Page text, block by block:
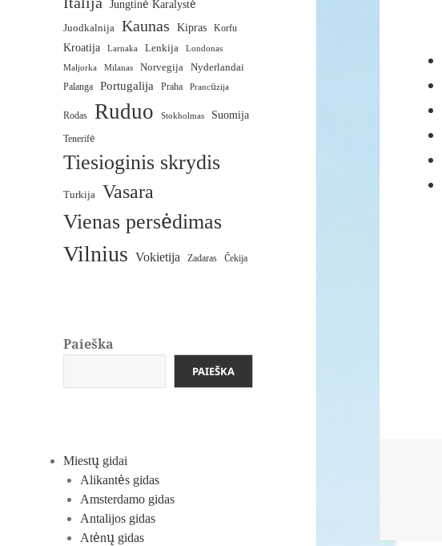
Jungtinė Karalystė
Juodkalnija
Kaunas Kipras Korfu
Kroatija Larnaka Lenkija
Londonas
Maljorka
Milanas Norvegija
Nyderlandai
Palanga
Portugalija Praha Prancūzija
Rodas Ruduo Stokholmas Suomija
Tenerifė
Tiesioginis skrydis
Turkija Vasara
Vienas persėdimas
Vilnius Vokietija Zadaras Čekija
Paieška
PAIEŠKA
Miestų gidai
Alikantės gidas
Amsterdamo gidas
Antalijos gidas
Atėnų gidas